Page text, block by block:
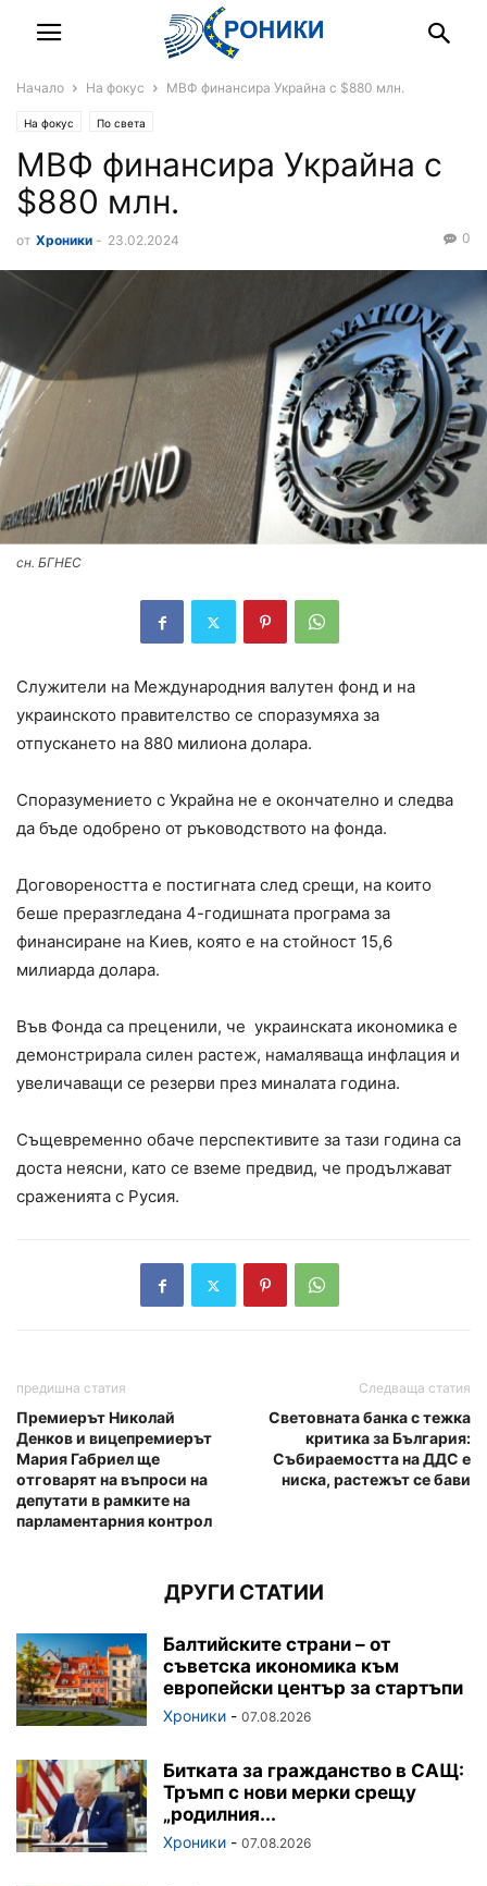
Начало На фокус МВФ финансира Украйна с $880 млн.
На фокус По света
МВФ финансира Украйна с
$880 млн.
от Хроники - 23.02.2024 0
сн. БГНЕС
Служители на Международния валутен фонд и на
украинското правителство се споразумяха за
отпускането на 880 милиона долара.
Споразумението с Украйна не е окончателно и следва
да бъде одобрено от ръководството на фонда.
Договореността е постигната след срещи, на които
беше преразгледана 4-годишната програма за
финансиране на Киев, която е на стойност 15,6
милиарда долара.
Във Фонда са преценили, че украинската икономика е
демонстрирала силен растеж, намаляваща инфлация и
увеличаващи се резерви през миналата година.
Същевременно обаче перспективите за тази година са
доста неясни, като се вземе предвид, че продължават
сраженията с Русия.
предишна статия
Премиерът Николай
Денков и вицепремиерът
Мария Габриел ще
отговарят на въпроси на
депутати в рамките на
парламентарния контрол
Следваща статия
Световната банка с тежка
критика за България:
Събираемостта на ДДС е
ниска, растежът се бави
ДРУГИ СТАТИИ
Балтийските страни – от
съветска икономика към
европейски център за стартъпи
Хроники - 07.08.2026
Битката за гражданство в САЩ:
Тръмп с нови мерки срещу
„родилния...
Хроники - 07.08.2026